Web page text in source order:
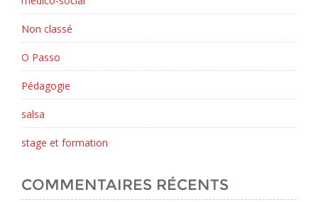
Non classé
O Passo
Pédagogie
salsa
stage et formation
COMMENTAIRES RÉCENTS